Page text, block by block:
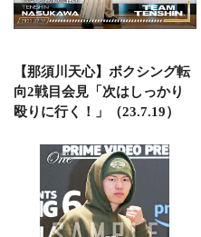
【那須川天心】ボクシング転
向2戦目会見「次はしっかり
殴りに行く！」（23.7.19）